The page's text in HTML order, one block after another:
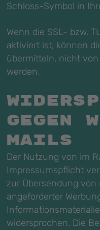
Schloss-Symbol in
Wenn die SSL- bzw.
aktiviert ist, können
übermitteln, nicht
werden.
gegen
Mails
Der Nutzung von im
Impressumspflicht
zur Übersendung
angeforderter
widersprochen. Die